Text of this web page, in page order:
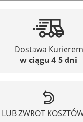
Dostawa Kurierem
w ciągu 4-5 dni
LUB ZWROT